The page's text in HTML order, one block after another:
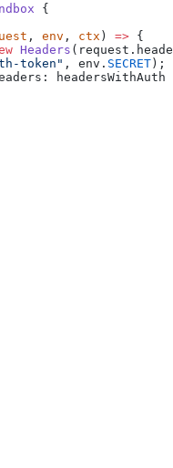
{
, env , ctx ) => {
Headers
token" , env. SECRET);